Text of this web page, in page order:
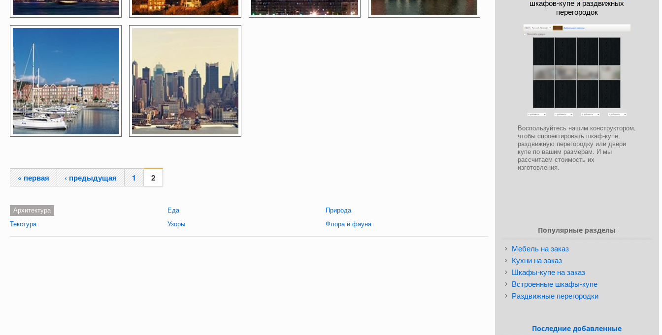
Страницы
« первая ‹ предыдущая 1 2
Архитектура Еда
Природа
Текстура
Узоры Флора и фауна
шкафов-купе и раздвижных
перегородок
Воспользуйтесь нашим конструктором,
чтобы спроектировать шкаф-купе,
раздвижную перегородку или двери
купе по вашим размерам. И мы
рассчитаем стоимость их
изготовления.
Популярные разделы
Мебель на заказ
Кухни на заказ
Шкафы-купе на заказ
Встроенные шкафы-купе
Раздвижные перегородки
Последние добавленные